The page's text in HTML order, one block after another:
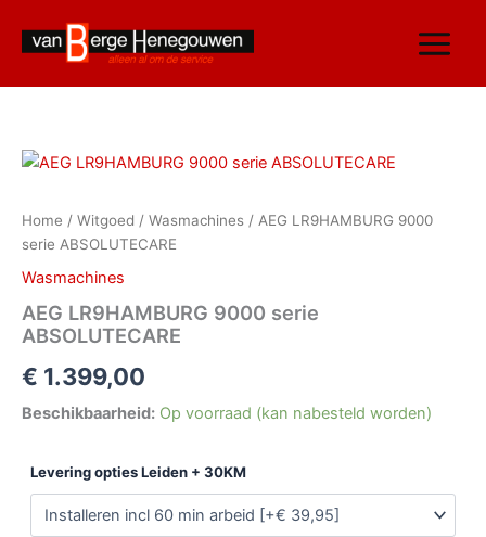
inhoud
Home / Witgoed / Wasmachines / AEG LR9HAMBURG 9000
serie ABSOLUTECARE
Wasmachines
AEG LR9HAMBURG 9000 serie
ABSOLUTECARE
€ 1.399,00
Beschikbaarheid: Op voorraad (kan nabesteld worden)
Levering opties Leiden + 30KM
AEG
serie
ABSOLUTECARE
aantal